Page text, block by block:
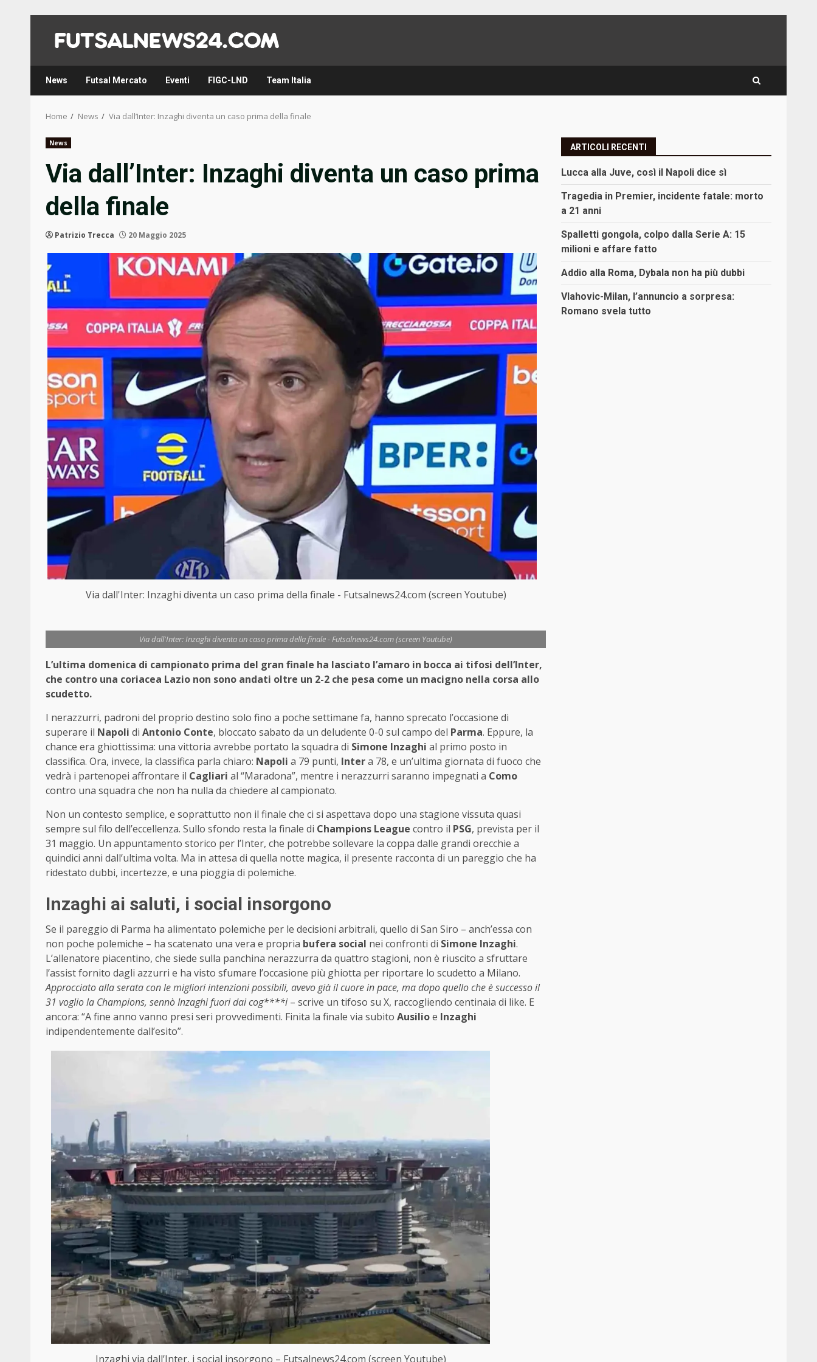
content
News Futsal Mercato Eventi FIGC-LND Team Italia
Home News Via dall’Inter: Inzaghi diventa un caso prima della finale
News
Via dall’Inter: Inzaghi diventa un caso prima
della finale
Patrizio Trecca 20 Maggio 2025
Via dall'Inter: Inzaghi diventa un caso prima della finale - Futsalnews24.com (screen Youtube)
Via dall'Inter: Inzaghi diventa un caso prima della finale - Futsalnews24.com (screen Youtube)
L’ultima domenica di campionato prima del gran finale ha lasciato l’amaro in bocca ai tifosi dell’Inter,
che contro una coriacea Lazio non sono andati oltre un 2-2 che pesa come un macigno nella corsa allo
scudetto.
I nerazzurri, padroni del proprio destino solo fino a poche settimane fa, hanno sprecato l’occasione di
superare il Napoli di Antonio Conte, bloccato sabato da un deludente 0-0 sul campo del Parma. Eppure, la
chance era ghiottissima: una vittoria avrebbe portato la squadra di Simone Inzaghi al primo posto in
classifica. Ora, invece, la classifica parla chiaro: Napoli a 79 punti, Intera 78, e un’ultima giornata di fuoco che
vedrà i partenopei affrontare il Cagliari al “Maradona”, mentre i nerazzurri saranno impegnati a Como
contro una squadra che non ha nulla da chiedere al campionato.
Non un contesto semplice, e soprattutto non il finale che ci si aspettava dopo una stagione vissuta quasi
sempre sul filo dell’eccellenza. Sullo sfondo resta la finale di Champions League contro il PSG, prevista per il
31 maggio. Un appuntamento storico per l’Inter, che potrebbe sollevare la coppa dalle grandi orecchie a
quindici anni dall’ultima volta. Ma in attesa di quella notte magica, il presente racconta di un pareggio che ha
ridestato dubbi, incertezze, e una pioggia di polemiche.
Inzaghi ai saluti, i social insorgono
Se il pareggio di Parma ha alimentato polemiche per le decisioni arbitrali, quello di San Siro – anch’essa con
non poche polemiche – ha scatenato una vera e propria bufera social nei confronti di Simone Inzaghi.
L’allenatore piacentino, che siede sulla panchina nerazzurra da quattro stagioni, non è riuscito a sfruttare
l’assist fornito dagli azzurri e ha visto sfumare l’occasione più ghiotta per riportare lo scudetto a Milano.
Approcciato alla serata con le migliori intenzioni possibili, avevo già il cuore in pace, ma dopo quello che è successo il
31 voglio la Champions, sennò Inzaghi fuori dai cog****i– scrive un tifoso su X, raccogliendo centinaia di like. E
ancora: “A fine anno vanno presi seri provvedimenti. Finita la finale via subito Ausilioe Inzaghi
indipendentemente dall’esito”.
Inzaghi via dall’Inter, i social insorgono – Futsalnews24.com (screen Youtube)
ARTICOLI RECENTI
Lucca alla Juve, così il Napoli dice sì
Tragedia in Premier, incidente fatale: morto
a 21 anni
Spalletti gongola, colpo dalla Serie A: 15
milioni e affare fatto
Addio alla Roma, Dybala non ha più dubbi
Vlahovic-Milan, l’annuncio a sorpresa:
Romano svela tutto